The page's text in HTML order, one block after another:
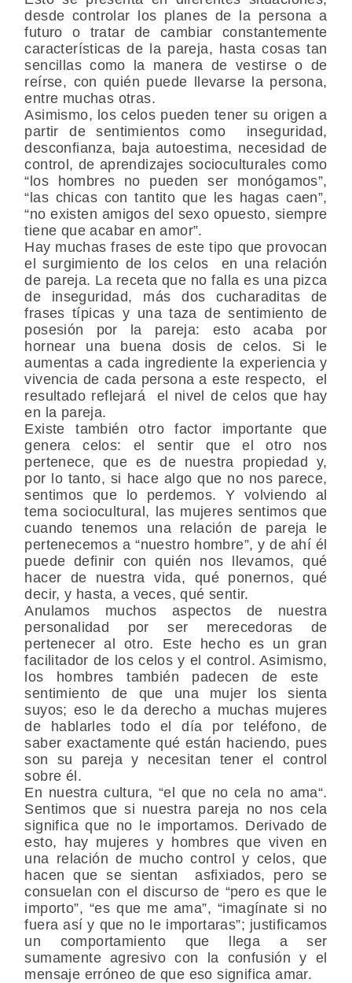
desde controlar los planes de la persona a
futuro o tratar de cambiar constantemente
características de la pareja, hasta cosas tan
sencillas como la manera de vestirse o de
reírse, con quién puede llevarse la persona,
entre muchas otras.
Asimismo, los celos pueden tener su origen a
partir de sentimientos como inseguridad,
desconfianza, baja autoestima, necesidad de
control, de aprendizajes socioculturales como
“los hombres no pueden ser monógamos”,
“las chicas con tantito que les hagas caen”,
“no existen amigos del sexo opuesto, siempre
tiene que acabar en amor”.
Hay muchas frases de este tipo que provocan
el surgimiento de los celos en una relación
de pareja. La receta que no falla es una pizca
de inseguridad, más dos cucharaditas de
frases típicas y una taza de sentimiento de
posesión por la pareja: esto acaba por
hornear una buena dosis de celos. Si le
aumentas a cada ingrediente la experiencia y
vivencia de cada persona a este respecto, el
resultado reflejará el nivel de celos que hay
en la pareja.
Existe también otro factor importante que
genera celos: el sentir que el otro nos
pertenece, que es de nuestra propiedad y,
por lo tanto, si hace algo que no nos parece,
sentimos que lo perdemos. Y volviendo al
tema sociocultural, las mujeres sentimos que
cuando tenemos una relación de pareja le
pertenecemos a “nuestro hombre”, y de ahí él
puede definir con quién nos llevamos, qué
hacer de nuestra vida, qué ponernos, qué
decir, y hasta, a veces, qué sentir.
Anulamos muchos aspectos de nuestra
personalidad por ser merecedoras de
pertenecer al otro. Este hecho es un gran
facilitador de los celos y el control. Asimismo,
los hombres también padecen de este
sentimiento de que una mujer los sienta
suyos; eso le da derecho a muchas mujeres
de hablarles todo el día por teléfono, de
saber exactamente qué están haciendo, pues
son su pareja y necesitan tener el control
sobre él.
En nuestra cultura, “el que no cela no ama“.
Sentimos que si nuestra pareja no nos cela
significa que no le importamos. Derivado de
esto, hay mujeres y hombres que viven en
una relación de mucho control y celos, que
hacen que se sientan asfixiados, pero se
consuelan con el discurso de “pero es que le
importo”, “es que me ama”, “imagínate si no
fuera así y que no le importaras”; justificamos
un comportamiento que llega a ser
sumamente agresivo con la confusión y el
mensaje erróneo de que eso significa amar.